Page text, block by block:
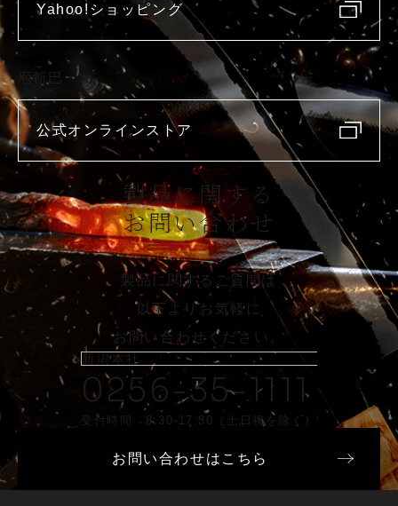
Yahoo!ショッピング
庖斬巴
公式オンラインストア
製品に関する
お問い合わせ
製品に関するご質問は
以下よりお気軽に
お問い合わせください。
新潟本社
0256-35-1111
受付時間 8:30-17:30（土日祝を除く）
お問い合わせはこちら